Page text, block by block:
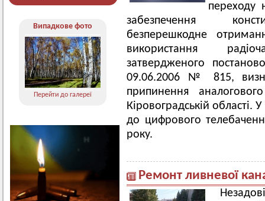
Випадкове фото
Перейти до галереї
переходу
забезпечення
безперешкодне
використання
затвердженого
09.06.2006 № 815,
припинення
Кіровоградській області.
до цифрового
року.
Ремонт ливневої